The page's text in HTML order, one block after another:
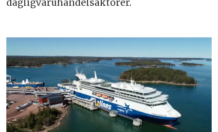
dagligvaruhandelsaktörer.